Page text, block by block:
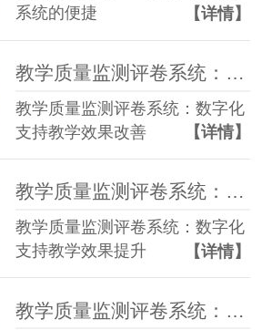
系统的便捷
【详情】
教学质量监测评卷系统：数字化支持教学效果改善
教学质量监测评卷系统：数字化
支持教学效果改善
【详情】
教学质量监测评卷系统：数字化支持教学效果提升
教学质量监测评卷系统：数字化
支持教学效果提升
【详情】